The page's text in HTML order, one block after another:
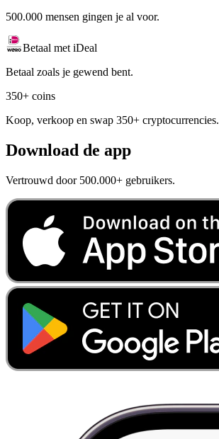
500.000 mensen gingen je al voor.
Betaal met iDeal
Betaal zoals je gewend bent.
350+ coins
Koop, verkoop en swap 350+ cryptocurrencies.
Download de app
Vertrouwd door 500.000+ gebruikers.